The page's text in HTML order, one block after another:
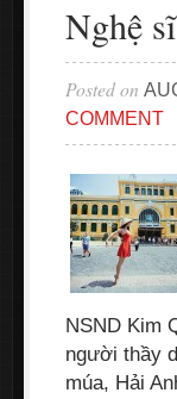
Nghệ
Posted on
COMMENT
NSND Kim
người thầy
múa, Hải